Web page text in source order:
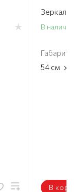
В наличии
Габариты
54 см ×
В